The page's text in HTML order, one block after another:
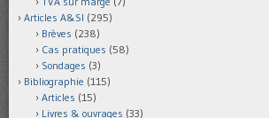
Articles A&SI (295)
Brèves (238)
Cas pratiques (58)
Sondages (3)
Bibliographie (115)
Articles (15)
Livres & ouvrages (33)